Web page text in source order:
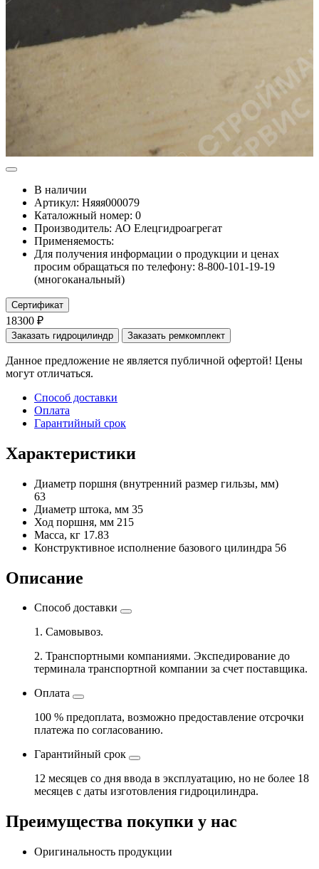
В наличии
Артикул: Няяя000079
Каталожный номер: 0
Производитель: АО Елецгидроагрегат
Применяемость:
Для получения информации о продукции и ценах
просим обращаться по телефону: 8-800-101-19-19
(многоканальный)
Сертификат
18300 ₽
Заказать гидроцилиндр Заказать ремкомплект
Данное предложение не является публичной офертой! Цены
могут отличаться.
Способ доставки
Оплата
Гарантийный срок
Характеристики
Диаметр поршня (внутренний размер гильзы, мм)
63
Диаметр штока, мм 35
Ход поршня, мм 215
Масса, кг 17.83
Конструктивное исполнение базового цилиндра 56
Описание
Способ доставки
1. Самовывоз.
2. Транспортными компаниями. Экспедирование до
терминала транспортной компании за счет поставщика.
Оплата
100 % предоплата, возможно предоставление отсрочки
платежа по согласованию.
Гарантийный срок
12 месяцев со дня ввода в эксплуатацию, но не более 18
месяцев с даты изготовления гидроцилиндра.
Преимущества покупки у нас
Оригинальность продукции